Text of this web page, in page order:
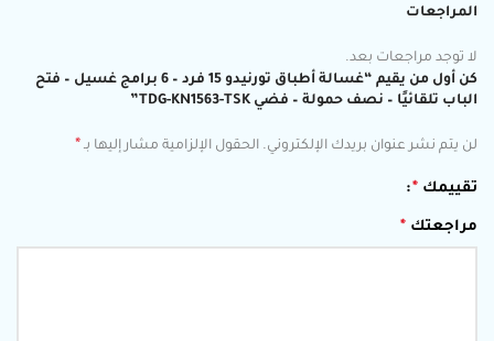
المراجعات
لا توجد مراجعات بعد.
كن أول من يقيم “غسالة أطباق تورنيدو 15 فرد – 6 برامج غسيل – فتح
الباب تلقائيًا – نصف حمولة – فضي TDG-KN1563-TSK”
لن يتم نشر عنوان بريدك الإلكتروني. الحقول الإلزامية مشار إليها بـ *
تقييمك *
مراجعتك *